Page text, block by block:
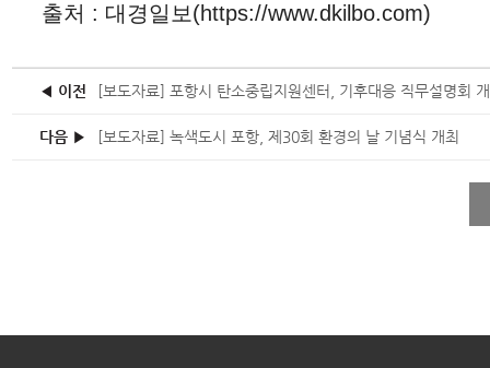
출처 : 대경일보(https://www.dkilbo.com)
◀ 이전
다음 ▶ [보도자료] 녹색도시 포항, 제30회 환경의 날 기념식 개최